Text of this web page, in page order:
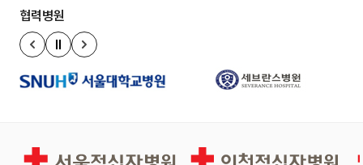
협력병원
이전 슬라이드
정지
다음 슬라이드
서울적십자병원 인천적십자병원